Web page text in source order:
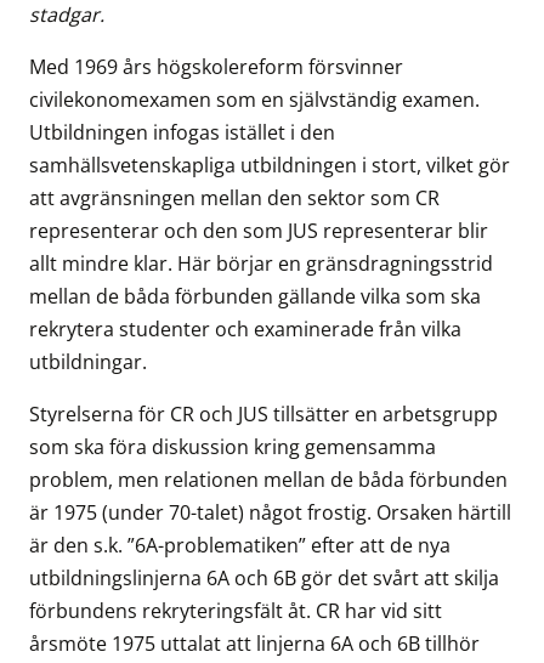
stadgar.
Med 1969 års högskolereform försvinner
civilekonomexamen som en självständig examen.
Utbildningen infogas istället i den
samhällsvetenskapliga utbildningen i stort, vilket gör
att avgränsningen mellan den sektor som CR
representerar och den som JUS representerar blir
allt mindre klar. Här börjar en gränsdragningsstrid
mellan de båda förbunden gällande vilka som ska
rekrytera studenter och examinerade från vilka
utbildningar.
Styrelserna för CR och JUS tillsätter en arbetsgrupp
som ska föra diskussion kring gemensamma
problem, men relationen mellan de båda förbunden
är 1975 (under 70-talet) något frostig. Orsaken härtill
är den s.k. ”6A-problematiken” efter att de nya
utbildningslinjerna 6A och 6B gör det svårt att skilja
förbundens rekryteringsfält åt. CR har vid sitt
årsmöte 1975 uttalat att linjerna 6A och 6B tillhör